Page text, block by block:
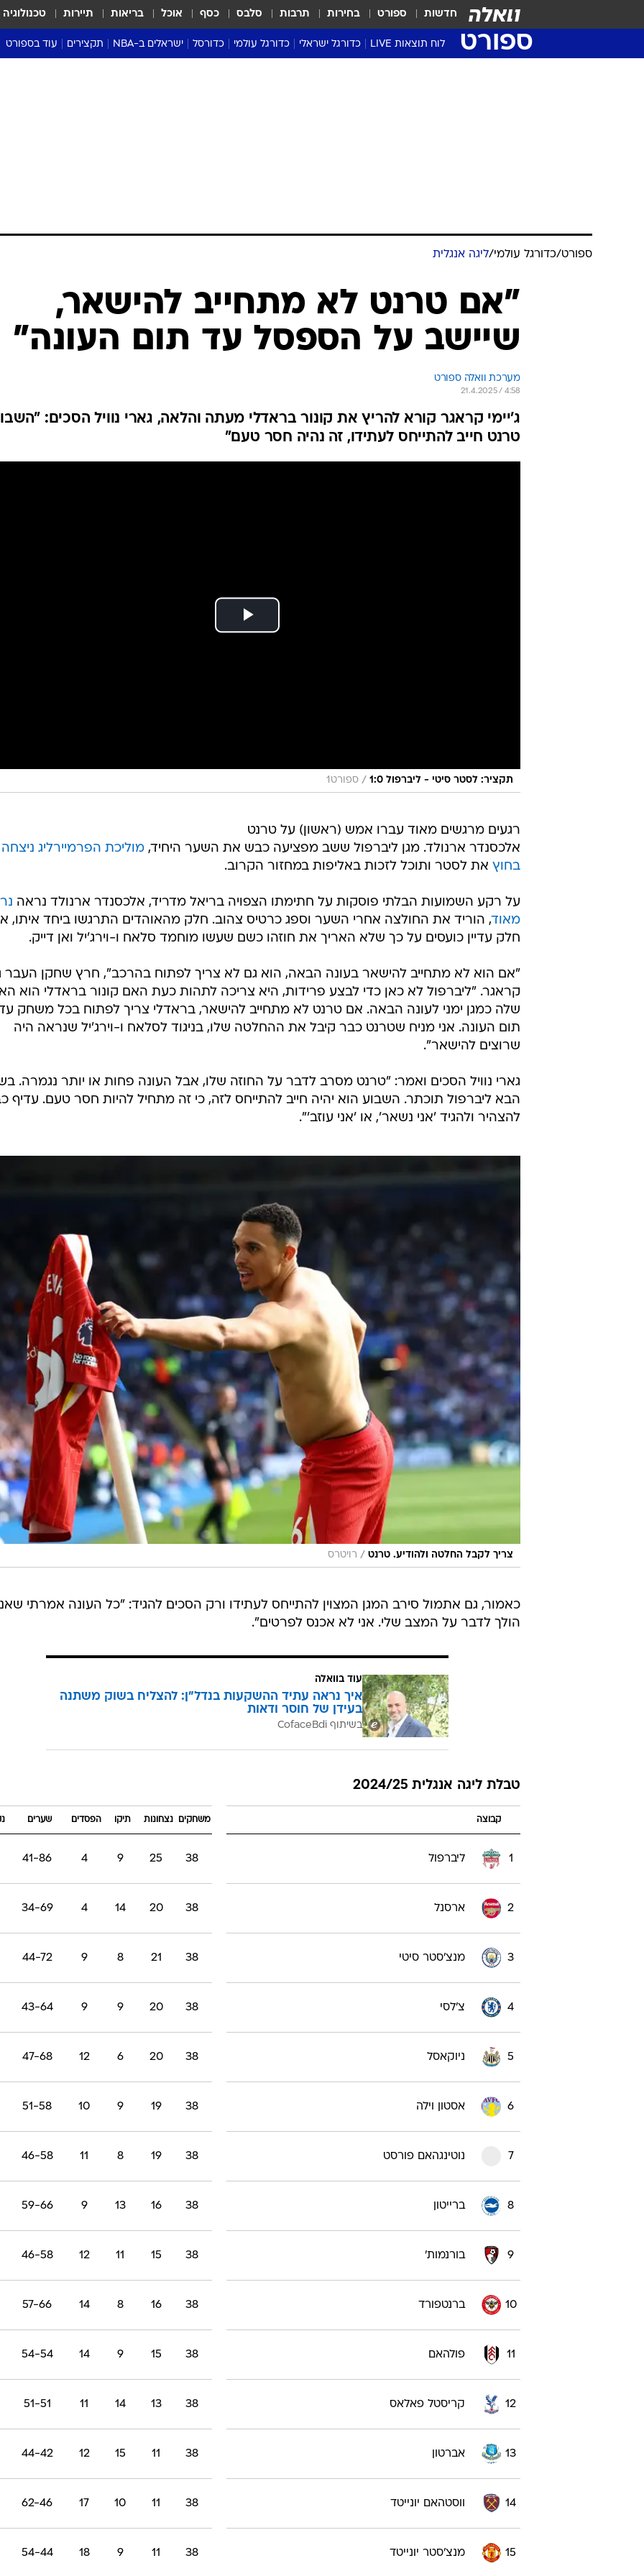
חדשות ספורט בחירות תרבות סלבס כסף אוכל בריאות תיירות טכנולוגיה
ספורט לוח תוצאות LIVE כדורגל ישראלי כדורגל עולמי כדורסל ישראלים ב-NBA תקצירים עוד בספורט
ענפים נוספים
לוח שידורים
כתבו לנו
ספורט/כדורגל עולמי/ליגה אנגלית
"אם טרנט לא מתחייב להישאר,
שיישב על הספסל עד תום העונה"
מערכת וואלה ספורט
21.4.2025 / 4:58
ג'יימי קראגר קורא להריץ את קונור בראדלי מעתה והלאה, גארי נוויל הסכים:
טרנט חייב להתייחס לעתידו, זה נהיה חסר טעם"
תקציר: לסטר סיטי - ליברפול 1:0 / ספורט1
רגעים מרגשים מאוד עברו אמש (ראשון) על טרנט
אלכסנדר ארנולד. מגן ליברפול ששב מפציעה כבש את השער היחיד,
בחוץ את לסטר ותוכל לזכות באליפות במחזור הקרוב.
על רקע השמועות הבלתי פוסקות על חתימתו הצפויה בריאל מדריד, אלכסנדר ארנולד נראה
מאוד, הוריד את החולצה אחרי השער וספג כרטיס צהוב. חלק מהאוהדים התרגשו ביחד איתו,
חלק עדיין כועסים על כך שלא האריך את חוזהו כשם שעשו מוחמד סלאח ו-וירג'יל ואן דייק.
"אם הוא לא מתחייב להישאר בעונה הבאה, הוא גם לא צריך לפתוח בהרכב", חרץ שחקן העבר
קראגר. "ליברפול לא כאן כדי לבצע פרידות, היא צריכה לתהות כעת האם קונור בראדלי הוא
שלה כמגן ימני לעונה הבאה. אם טרנט לא מתחייב להישאר, בראדלי צריך לפתוח בכל משחק
תום העונה. אני מניח שטרנט כבר קיבל את ההחלטה שלו, בניגוד לסלאח ו-וירג'יל שנראה היה
שרוצים להישאר".
גארי נוויל הסכים ואמר: "טרנט מסרב לדבר על החוזה שלו, אבל העונה פחות או יותר נגמרה.
הבא ליברפול תוכתר. השבוע הוא יהיה חייב להתייחס לזה, כי זה מתחיל להיות חסר טעם. עדיף
להצהיר ולהגיד 'אני נשאר', או 'אני עוזב'".
צריך לקבל החלטה ולהודיע. טרנט / רויטרס
כאמור, גם אתמול סירב המגן המצוין להתייחס לעתידו ורק הסכים להגיד: "כל העונה אמרתי
הולך לדבר על המצב שלי. אני לא אכנס לפרטים".
עוד בוואלה
איך נראה עתיד ההשקעות בנדל"ן: להצליח בשוק משתנה
בעידן של חוסר ודאות
בשיתוף CofaceBdi
טבלת ליגה אנגלית 2024/25
קבוצה משחקים נצחונות תיקו הפסדים שערים
1 ליברפול 38
25
9
4
41-86
2 ארסנל 38
20
14
4
34-69
3 מנצ'סטר סיטי 38
21
8
9
44-72
4 צ'לסי 38
20
9
9
43-64
5 ניוקאסל 38
20
6
12
47-68
6 אסטון וילה 38
19
9
10
51-58
7 נוטינגהאם פורסט 38
19
8
11
46-58
8 ברייטון 38
16
13
9
59-66
9 בורנמות' 38
15
11
12
46-58
10 ברנטפורד 38
16
8
14
57-66
11 פולהאם 38
15
9
14
54-54
12 קריסטל פאלאס 38
13
14
11
51-51
13 אברטון 38
11
15
12
44-42
14 ווסטהאם יונייטד 38
11
10
17
62-46
15 מנצ'סטר יונייטד 38
11
9
18
54-44